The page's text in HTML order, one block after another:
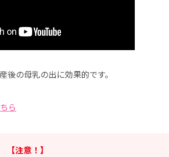
の母乳の出に効果的です。
ら
【注意！】